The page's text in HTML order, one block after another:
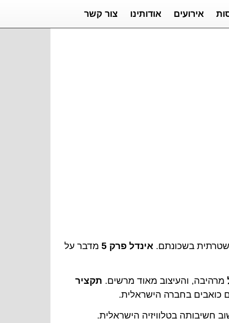
אירועים אודותינו צור קשר
בשכונתם. אינדל פרק 5
מדבר על
מרהיבה, והעיצוב מאוד מרשים. תקציר
כואבים בחברה הישראלית.